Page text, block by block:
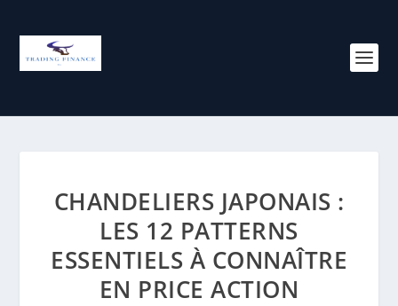
CHANDELIERS JAPONAIS :
LES 12 PATTERNS
ESSENTIELS À CONNAÎTRE
EN PRICE ACTION